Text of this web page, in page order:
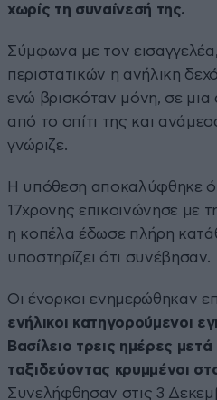
χωρίς τη συναίνεσή της.
Σύμφωνα με τον
περιστατικών η ανήλικη
ενώ βρισκόταν μόνη, σε
από το σπίτι της και
γνώριζε.
Η υπόθεση αποκαλύφθηκε
17χρονης επικοινώνησε με
η κοπέλα έδωσε πλήρη
υποστηρίζει ότι συνέβησαν.
Οι ένορκοι ενημερώθηκαν
ενήλικοι κατηγορούμενοι
Βασίλειο τρεις ημέρες μετά
ταξιδεύοντας κρυμμένοι
Συνελήφθησαν στις 3